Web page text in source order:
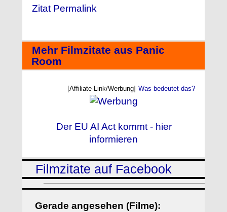
Zitat Permalink
Mehr Filmzitate aus Panic
Room
[Affiliate-Link/Werbung] Was bedeutet das?
Der EU AI Act kommt - hier
informieren
Filmzitate auf Facebook
Gerade angesehen (Filme):